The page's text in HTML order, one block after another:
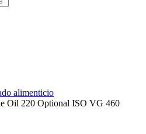
alimenticio
Oil 220 Optional ISO VG 460